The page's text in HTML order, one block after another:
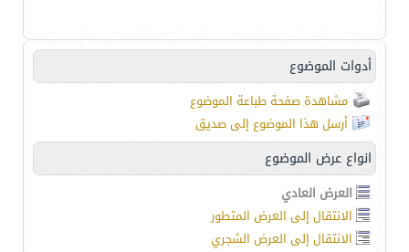
أدوات الموضوع
مشاهدة صفحة طباعة الموضوع
أرسل هذا الموضوع إلى صديق
انواع عرض الموضوع
العرض العادي
الانتقال إلى العرض المتطور
الانتقال إلى العرض الشجري